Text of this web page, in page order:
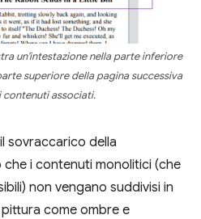
un'intestazione nella parte inferiore
superiore della pagina successiva
contenuti associati.
sovraccarico della
i contenuti monolitici (che
non vengano suddivisi in
come ombre e